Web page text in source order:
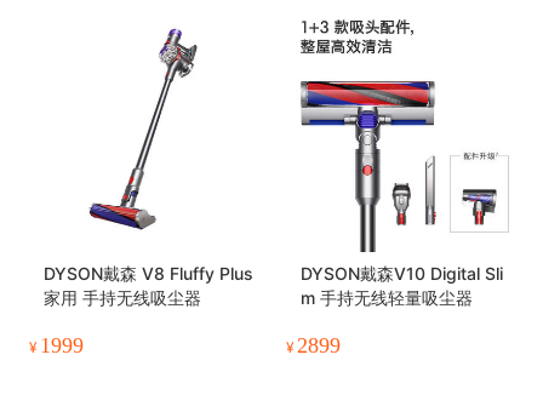
DYSON戴森 V8 Fluffy Plus
家用 手持无线吸尘器
¥ 1999
DYSON戴森V10 Digital Sli
m 手持无线轻量吸尘器
¥ 2899